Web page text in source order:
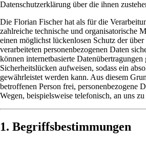
Datenschutzerklärung über die ihnen
Die Florian Fischer hat als für die
zahlreiche technische und organisatorische
einen möglichst lückenlosen Schutz der über
verarbeiteten personenbezogenen Daten
können internetbasierte Datenübertragungen
Sicherheitslücken aufweisen, sodass ein
gewährleistet werden kann. Aus diesem
betroffenen Person frei, personenbezogene
Wegen, beispielsweise telefonisch, an uns
1. Begriffsbestimmungen